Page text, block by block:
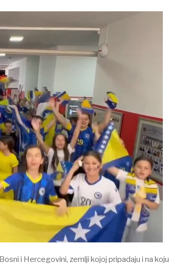
i Hercegovini, zemlji kojoj pripadaju i na koju